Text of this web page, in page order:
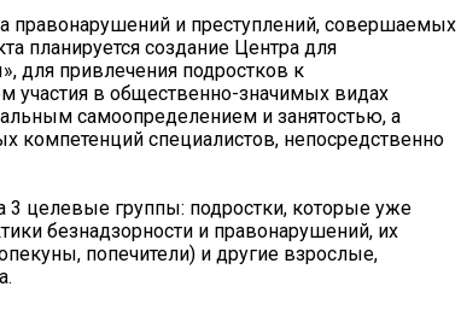
правонарушений и преступлений, совершаемых
планируется создание Центра для
для привлечения подростков к
участия в общественно-значимых видах
самоопределением и занятостью, а
специалистов, непосредственно
3 целевые группы: подростки, которые уже
безнадзорности и правонарушений, их
попечители) и другие взрослые,